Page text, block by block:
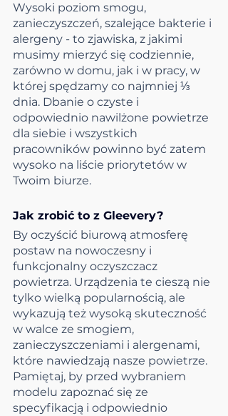
Wysoki poziom smogu,
zanieczyszczeń, szalejące bakterie i
alergeny - to zjawiska, z jakimi
musimy mierzyć się codziennie,
zarówno w domu, jak i w pracy, w
której spędzamy co najmniej ⅓
dnia. Dbanie o czyste i
odpowiednio nawilżone powietrze
dla siebie i wszystkich
pracowników powinno być zatem
wysoko na liście priorytetów w
Twoim biurze.
Jak zrobić to z Gleevery?
By oczyścić biurową atmosferę
postaw na nowoczesny i
funkcjonalny oczyszczacz
powietrza. Urządzenia te cieszą nie
tylko wielką popularnością, ale
wykazują też wysoką skuteczność
w walce ze smogiem,
zanieczyszczeniami i alergenami,
które nawiedzają nasze powietrze.
Pamiętaj, by przed wybraniem
modelu zapoznać się ze
specyfikacją i odpowiednio